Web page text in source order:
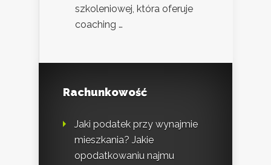
szkoleniowej, która oferuje
coaching …
Rachunkowość
Jaki podatek przy wynajmie
mieszkania? Jakie
opodatkowaniu najmu